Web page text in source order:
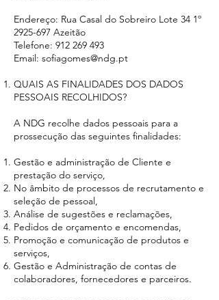
Endereço: Rua Casal do Sobreiro Lote 34 1º
2925-697 Azeitão
Telefone: 912 269 493
Email: sofiagomes@ndg.pt
QUAIS AS FINALIDADES DOS DADOS
PESSOAIS RECOLHIDOS?
A NDG recolhe dados pessoais para a
prossecução das seguintes finalidades:
Gestão e administração de Cliente e
prestação do serviço,
No âmbito de processos de recrutamento e
seleção de pessoal,
Análise de sugestões e reclamações,
Pedidos de orçamento e encomendas,
Promoção e comunicação de produtos e
serviços,
Gestão e Administração de contas de
colaboradores, fornecedores e parceiros.